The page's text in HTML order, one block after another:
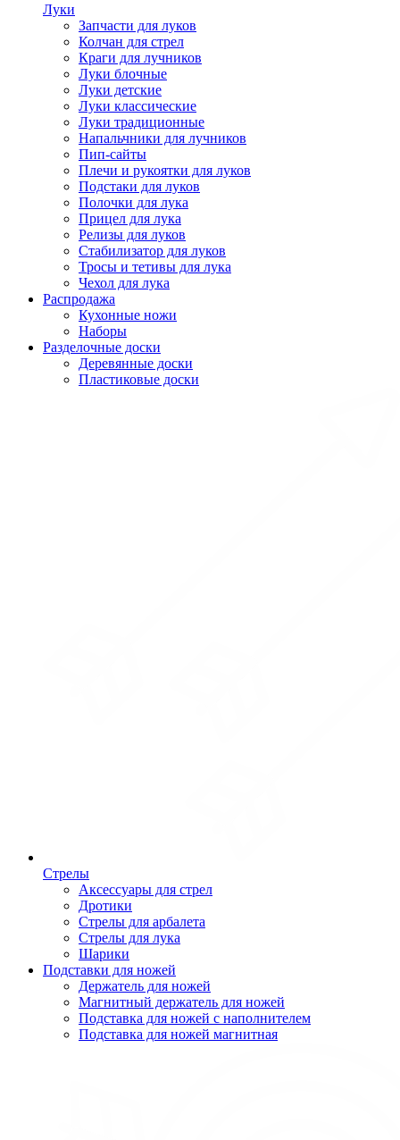
Луки
Запчасти для луков
Колчан для стрел
Краги для лучников
Луки блочные
Луки детские
Луки классические
Луки традиционные
Напальчники для лучников
Пип-сайты
Плечи и рукоятки для луков
Подстаки для луков
Полочки для лука
Прицел для лука
Релизы для луков
Стабилизатор для луков
Тросы и тетивы для лука
Чехол для лука
Распродажа
Кухонные ножи
Наборы
Разделочные доски
Деревянные доски
Пластиковые доски
Стрелы
Аксессуары для стрел
Дротики
Стрелы для арбалета
Стрелы для лука
Шарики
Подставки для ножей
Держатель для ножей
Магнитный держатель для ножей
Подставка для ножей с наполнителем
Подставка для ножей магнитная